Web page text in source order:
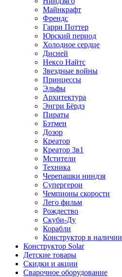
Майнкрафт
Френдс
Гарри Поттер
Юрский период
Холодное сердце
Дисней
Нексо Найтс
Звездные войны
Принцессы
Эльфы
Архитектура
Энгри Бёрдз
Пираты
Бэтмен
Дозор
Креатор
Креатор 3в1
Мстители
Техника
Черепашки ниндзя
Супергерои
Чемпионы скорости
Лего фильм
Рождество
Скуби-Ду
Корабли
Конструктор в наличии
Конструктор Solar
Детские товары
Скидки и акции
Сварочное оборудование